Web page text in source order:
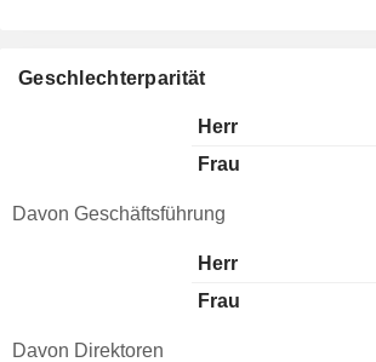
Geschlechterparität
Herr
Frau
Davon Geschäftsführung
Herr
Frau
Davon Direktoren